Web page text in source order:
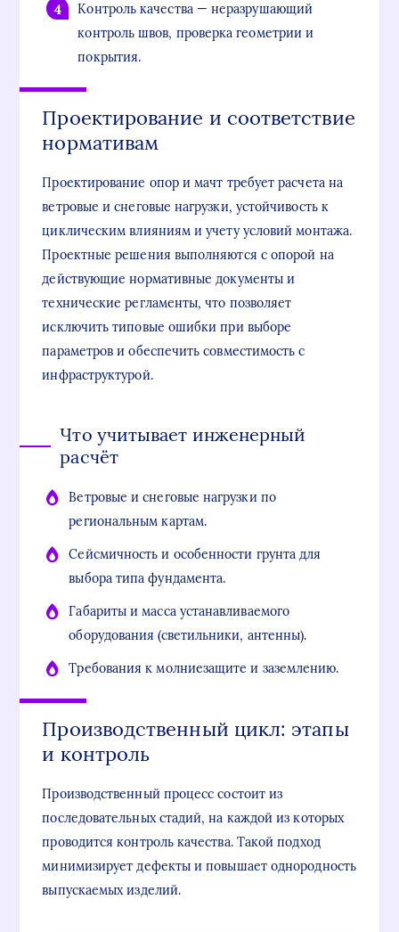
Контроль качества — неразрушающий
контроль швов, проверка геометрии и
покрытия.
Проектирование и соответствие
нормативам
Проектирование опор и мачт требует расчета на
ветровые и снеговые нагрузки, устойчивость к
циклическим влияниям и учету условий монтажа.
Проектные решения выполняются с опорой на
действующие нормативные документы и
технические регламенты, что позволяет
исключить типовые ошибки при выборе
параметров и обеспечить совместимость с
инфраструктурой.
Что учитывает инженерный
расчёт
Ветровые и снеговые нагрузки по
региональным картам.
Сейсмичность и особенности грунта для
выбора типа фундамента.
Габариты и масса устанавливаемого
оборудования (светильники, антенны).
Требования к молниезащите и заземлению.
Производственный цикл: этапы
и контроль
Производственный процесс состоит из
последовательных стадий, на каждой из которых
проводится контроль качества. Такой подход
минимизирует дефекты и повышает однородность
выпускаемых изделий.